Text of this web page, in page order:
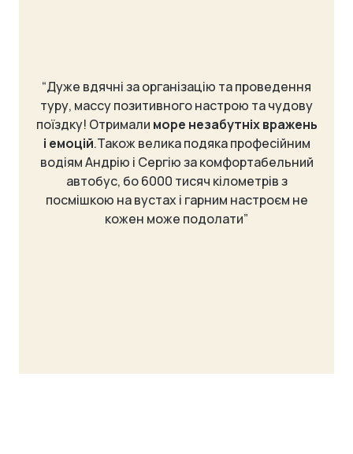
“Дуже вдячні за організацію та проведення
туру, массу позитивного настрою та чудову
поїздку! Отримали море незабутніх вражень
і емоцій.Також велика подяка професійним
водіям Андрію і Сергію за комфортабельний
автобус, бо 6000 тисяч кілометрів з
посмішкою на вустах і гарним настроєм не
кожен може подолати”